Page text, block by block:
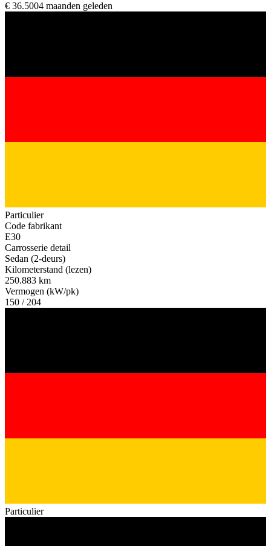
€ 36.5004 maanden geleden
Particulier
Code fabrikant
E30
Carrosserie detail
Sedan (2-deurs)
Kilometerstand (lezen)
250.883 km
Vermogen (kW/pk)
150 / 204
Particulier